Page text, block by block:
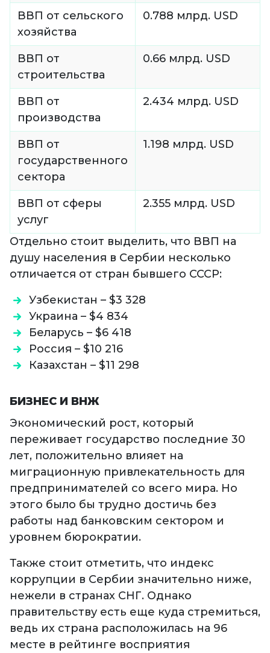
ВВП от сельского
хозяйства
0.788 млрд. USD
ВВП от
строительства
0.66 млрд. USD
ВВП от
производства
2.434 млрд. USD
ВВП от
государственного
сектора
1.198 млрд. USD
ВВП от сферы
услуг
2.355 млрд. USD
Отдельно стоит выделить, что ВВП на
душу населения в Сербии несколько
отличается от стран бывшего СССР:
Узбекистан – $3 328
Украина – $4 834
Беларусь – $6 418
Россия – $10 216
Казахстан – $11 298
БИЗНЕС И ВНЖ
Экономический рост, который
переживает государство последние 30
лет, положительно влияет на
миграционную привлекательность для
предпринимателей со всего мира. Но
этого было бы трудно достичь без
работы над банковским сектором и
уровнем бюрократии.
Также стоит отметить, что индекс
коррупции в Сербии значительно ниже,
нежели в странах СНГ. Однако
правительству есть еще куда стремиться,
ведь их страна расположилась на 96
месте в рейтинге восприятия